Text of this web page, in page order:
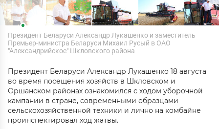
Президент Беларуси Александр Лукашенко и заместитель
Премьер-министра Беларуси Михаил Русый в ОАО
"Александрийское" Шкловского района
Президент Беларуси Александр Лукашенко 18 августа
во время посещения хозяйств в Шкловском и
Оршанском районах ознакомился с ходом уборочной
кампании в стране, современными образцами
сельскохозяйственной техники и лично на комбайне
проинспектировал ход жатвы.